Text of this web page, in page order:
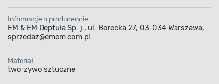
Informacje o producencie
EM & EM Deptuła Sp. j., ul. Borecka 27, 03-034 Warszawa,
sprzedaz@emem.com.pl
Materiał
tworzywo sztuczne